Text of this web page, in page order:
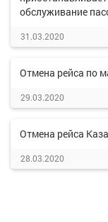
обслуживание
31.03.2020
Отмена рейса по
29.03.2020
Отмена рейса
28.03.2020